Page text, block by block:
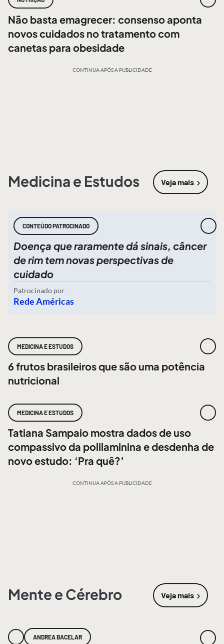
Não basta emagrecer: consenso aponta
novos cuidados no tratamento com
canetas para obesidade
CONTINUA APÓS A PUBLICIDADE
Medicina e Estudos Veja mais
sobre
CONTEÚDO PATROCINADO
Doença que raramente dá sinais, câncer
de rim tem novas perspectivas de
cuidado
Patrocinado por
Rede Américas
MEDICINA E ESTUDOS
6 frutos brasileiros que são uma potência
nutricional
MEDICINA E ESTUDOS
Tatiana Sampaio mostra dados de uso
compassivo da polilaminina e desdenha de
novo estudo: ‘Pra quê?’
CONTINUA APÓS A PUBLICIDADE
Mente e Cérebro Veja mais
sobre
ANDREA BACELAR